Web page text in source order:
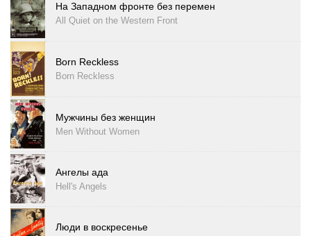
На Западном фронте без перемен
All Quiet on the Western Front
Born Reckless
Born Reckless
Мужчины без женщин
Men Without Women
Ангелы ада
Hell's Angels
Люди в воскресенье